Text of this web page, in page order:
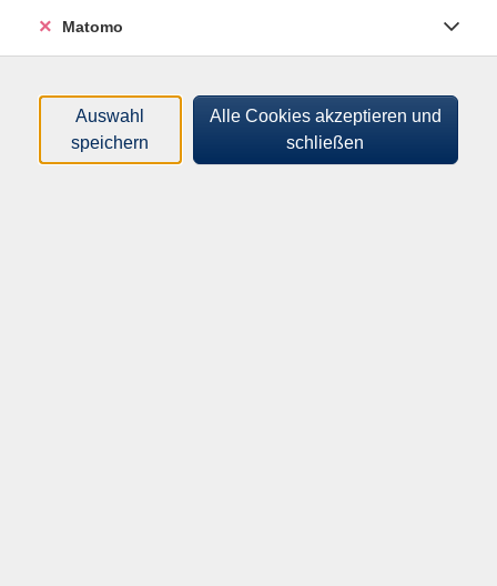
Matomo
Auswahl
speichern
Alle Cookies akzeptieren und
schließen